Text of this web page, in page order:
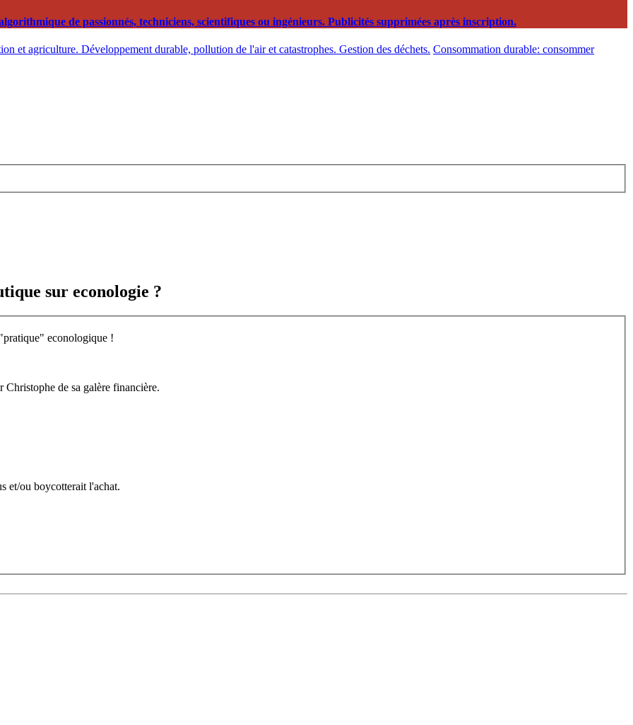
de passionnés, techniciens, scientifiques ou ingénieurs. Publicités supprimées après inscription.
et agriculture. Développement durable, pollution de l'air et catastrophes. Gestion des déchets. Consommation durable: consommer
sur econologie ?
econologique !
de sa galère financière.
et/ou boycotterait l'achat.